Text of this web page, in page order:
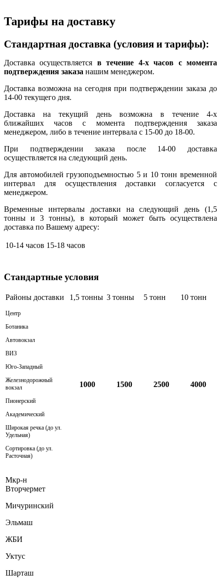
Тарифы на доставку
Стандартная доставка (условия и тарифы):
Доставка осуществляется в течение 4-х часов с момента
подтверждения заказа нашим менеджером.
Доставка возможна на сегодня при подтверждении заказа до
14-00 текущего дня.
Доставка на текущий день возможна в течение 4-х
ближайших часов с момента подтверждения заказа
менеджером, либо в течение интервала с 15-00 до 18-00.
При подтверждении заказа после 14-00 доставка
осуществляется на следующий день.
Для автомобилей грузоподъемностью 5 и 10 тонн временной
интервал для осуществления доставки согласуется с
менеджером.
Временные интервалы доставки на следующий день (1,5
тонны и 3 тонны), в который может быть осуществлена
доставка по Вашему адресу:
10-14 часов 15-18 часов
Стандартные условия
Районы доставки 1,5 тонны 3 тонны 5 тонн 10 тонн
Центр
Ботаника
Автовокзал
ВИЗ
Юго-Западный
Железнодорожный
вокзал
Пионерский
Академический
Широкая речка (до ул.
Удельная)
Сортировка (до ул.
Расточная)
1000 1500 2500 4000
Мкр-н
Вторчермет
Мичуринский
Эльмаш
ЖБИ
Уктус
Шарташ